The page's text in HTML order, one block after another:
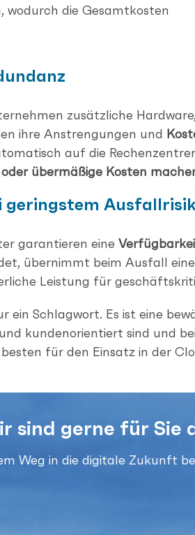
wodurch die Gesamtkosten
zusätzliche
ihre Anstrengungen und
auf die
übermäßige Kosten
geringstem
garantieren eine
übernimmt beim Ausfall
Leistung für
Schlagwort. Es ist eine
kundenorientiert sind und
für den Einsatz in der
sind gerne für Sie
Weg in die digitale Zukunft